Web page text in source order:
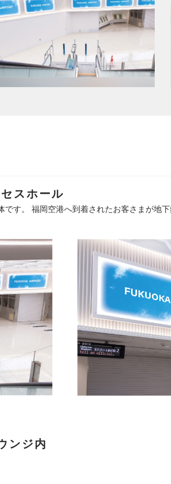
スホール
す。 福岡空港へ到着されたお客さまが地
ンジ内